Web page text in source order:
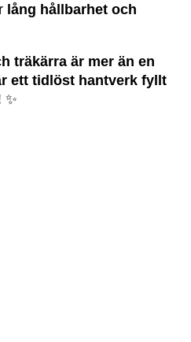
lång hållbarhet och
träkärra är mer än en
ett tidlöst hantverk fyllt
✨